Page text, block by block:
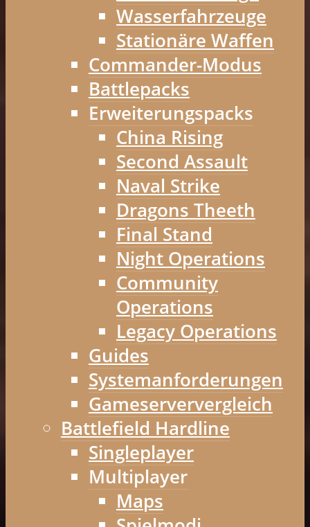
Wasserfahrzeuge
Stationäre Waffen
Commander-Modus
Battlepacks
Erweiterungspacks
China Rising
Second Assault
Naval Strike
Dragons Theeth
Final Stand
Night Operations
Community
Operations
Legacy Operations
Guides
Systemanforderungen
Gameserververgleich
Battlefield Hardline
Singleplayer
Multiplayer
Maps